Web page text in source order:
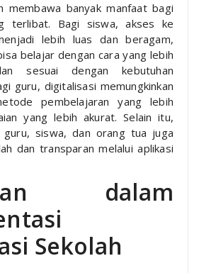
membawa banyak manfaat bagi
terlibat. Bagi siswa, akses ke
lebih luas dan beragam,
belajar dengan cara yang lebih
sesuai dengan kebutuhan
guru, digitalisasi memungkinkan
pembelajaran yang lebih
yang lebih akurat. Selain itu,
guru, siswa, dan orang tua juga
dan transparan melalui aplikasi
dalam
Sekolah